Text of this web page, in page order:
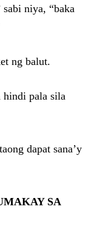
niya, “baka
ng balut.
hindi pala sila
dapat sana’y
SA